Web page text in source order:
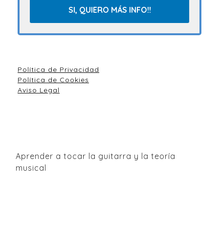
Política de Privacidad
Política de Cookies
Aviso Legal
Aprender a tocar la guitarra y la teoría
musical